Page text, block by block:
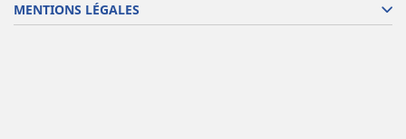
MENTIONS LÉGALES